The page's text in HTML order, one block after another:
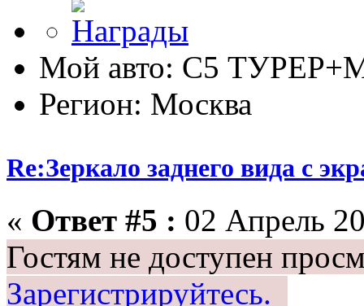
Мой авто: С5
Регион: Москва
Re:Зеркало заднего вида с
« Ответ #5 : 02 Апрель
Гостям не доступен
Зарегистрируйтесь.